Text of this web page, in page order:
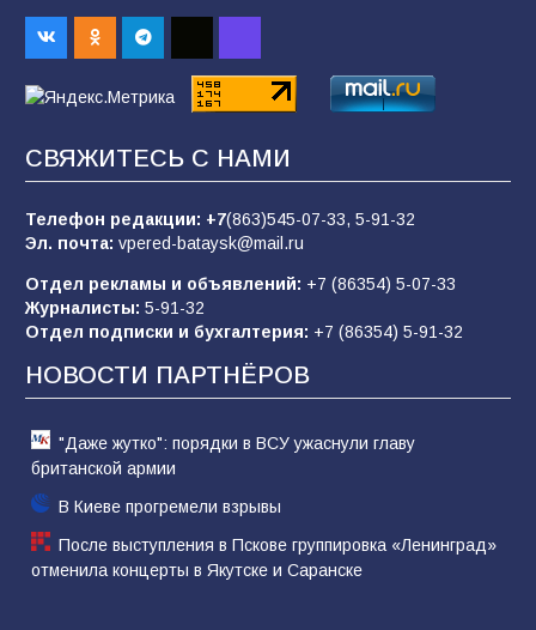
«Слухами Москву не возьмёшь»: почему
заявления Киева о мобилизации — это
отчаяние, а не разведка
83 02.08.2026
Батайчане вышли в финал Всероссийского
конкурса «Большая перемена»
62 04.08.2026
Командовал боем до последнего: герой
61 05.08.2026
СВЯЖИТЕСЬ С НАМИ
Телефон редакции: +7(863)545-07-33, 5-91-32
Эл. почта: vpered-bataysk@mail.ru
Отдел рекламы и объявлений: +7 (86354) 5-07-33
Журналисты: 5-91-32
Отдел подписки и бухгалтерия: +7 (86354) 5-91-32
НОВОСТИ ПАРТНЁРОВ
"Даже жутко": порядки в ВСУ ужаснули главу
британской армии
В Киеве прогремели взрывы
После выступления в Пскове группировка «Ленинград»
отменила концерты в Якутске и Саранске